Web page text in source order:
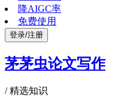
降AIGC率
免费使用
登录/注册
茅茅虫论文写作
/精选知识